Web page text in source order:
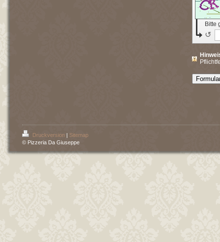
Bitte
↺
Druckversion
Sitemap
© Pizzeria Da Giuseppe